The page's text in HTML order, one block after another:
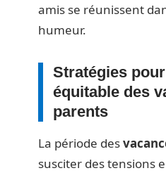
amis se réunissent
humeur.
Stratégies
équitable des
parents
La période des
susciter des tensions